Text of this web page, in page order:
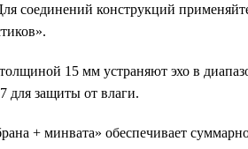
соединений конструкций
15 мм устраняют эхо в
для защиты от влаги.
+ минвата» обеспечивает